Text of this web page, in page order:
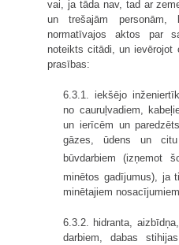
vai, ja tāda nav, tad ar
un trešajām
normatīvajos aktos par
noteikts citādi, un ievērojot
prasības:
6.3.1. iekšējo
no cauruļvadiem,
un ierīcēm un
gāzes, ūdens un
būvdarbiem (izņemot
minētos gadījumus), ja
minētajiem
6.3.2. hidranta,
darbiem, dabas